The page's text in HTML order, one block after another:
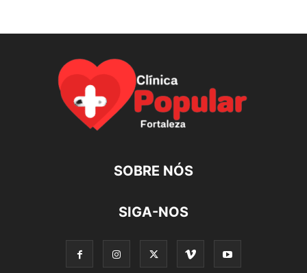
SOBRE NÓS
SIGA-NOS